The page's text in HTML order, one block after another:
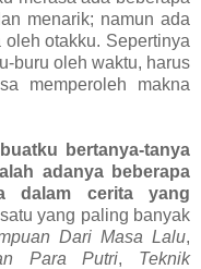
menarik; namun ada
otakku. Sepertinya
buru oleh waktu, harus
memperoleh makna
bertanya-tanya
adanya beberapa
dalam cerita yang
yang paling banyak
Dari Masa Lalu,
Para Putri, Teknik